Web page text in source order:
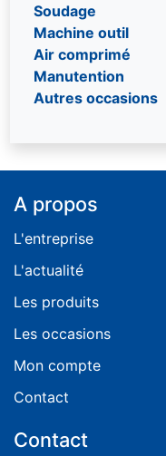
Soudage
Machine outil
Air comprimé
Manutention
Autres occasions
A propos
L'entreprise
L'actualité
Les produits
Les occasions
Mon compte
Contact
Contact